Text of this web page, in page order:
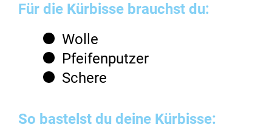
Für die Kürbisse brauchst du:
Wolle
Pfeifenputzer
Schere
So bastelst du deine Kürbisse: